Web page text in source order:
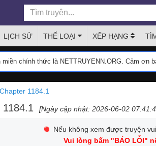
LỊCH SỬ THỂ LOẠI XẾP HẠNG
miền chính thức là NETTRUYENN.ORG. Cảm ơn
Chapter 1184.1
[Ngày cập nhật: 2026-06-02
Nếu không xem được truyện
Vui lòng bấm "BÁO LỖI"